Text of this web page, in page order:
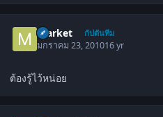
market กัปตันทีม
มกราคม 23, 201016 yr
ต้องรู้ไว้หน่อย